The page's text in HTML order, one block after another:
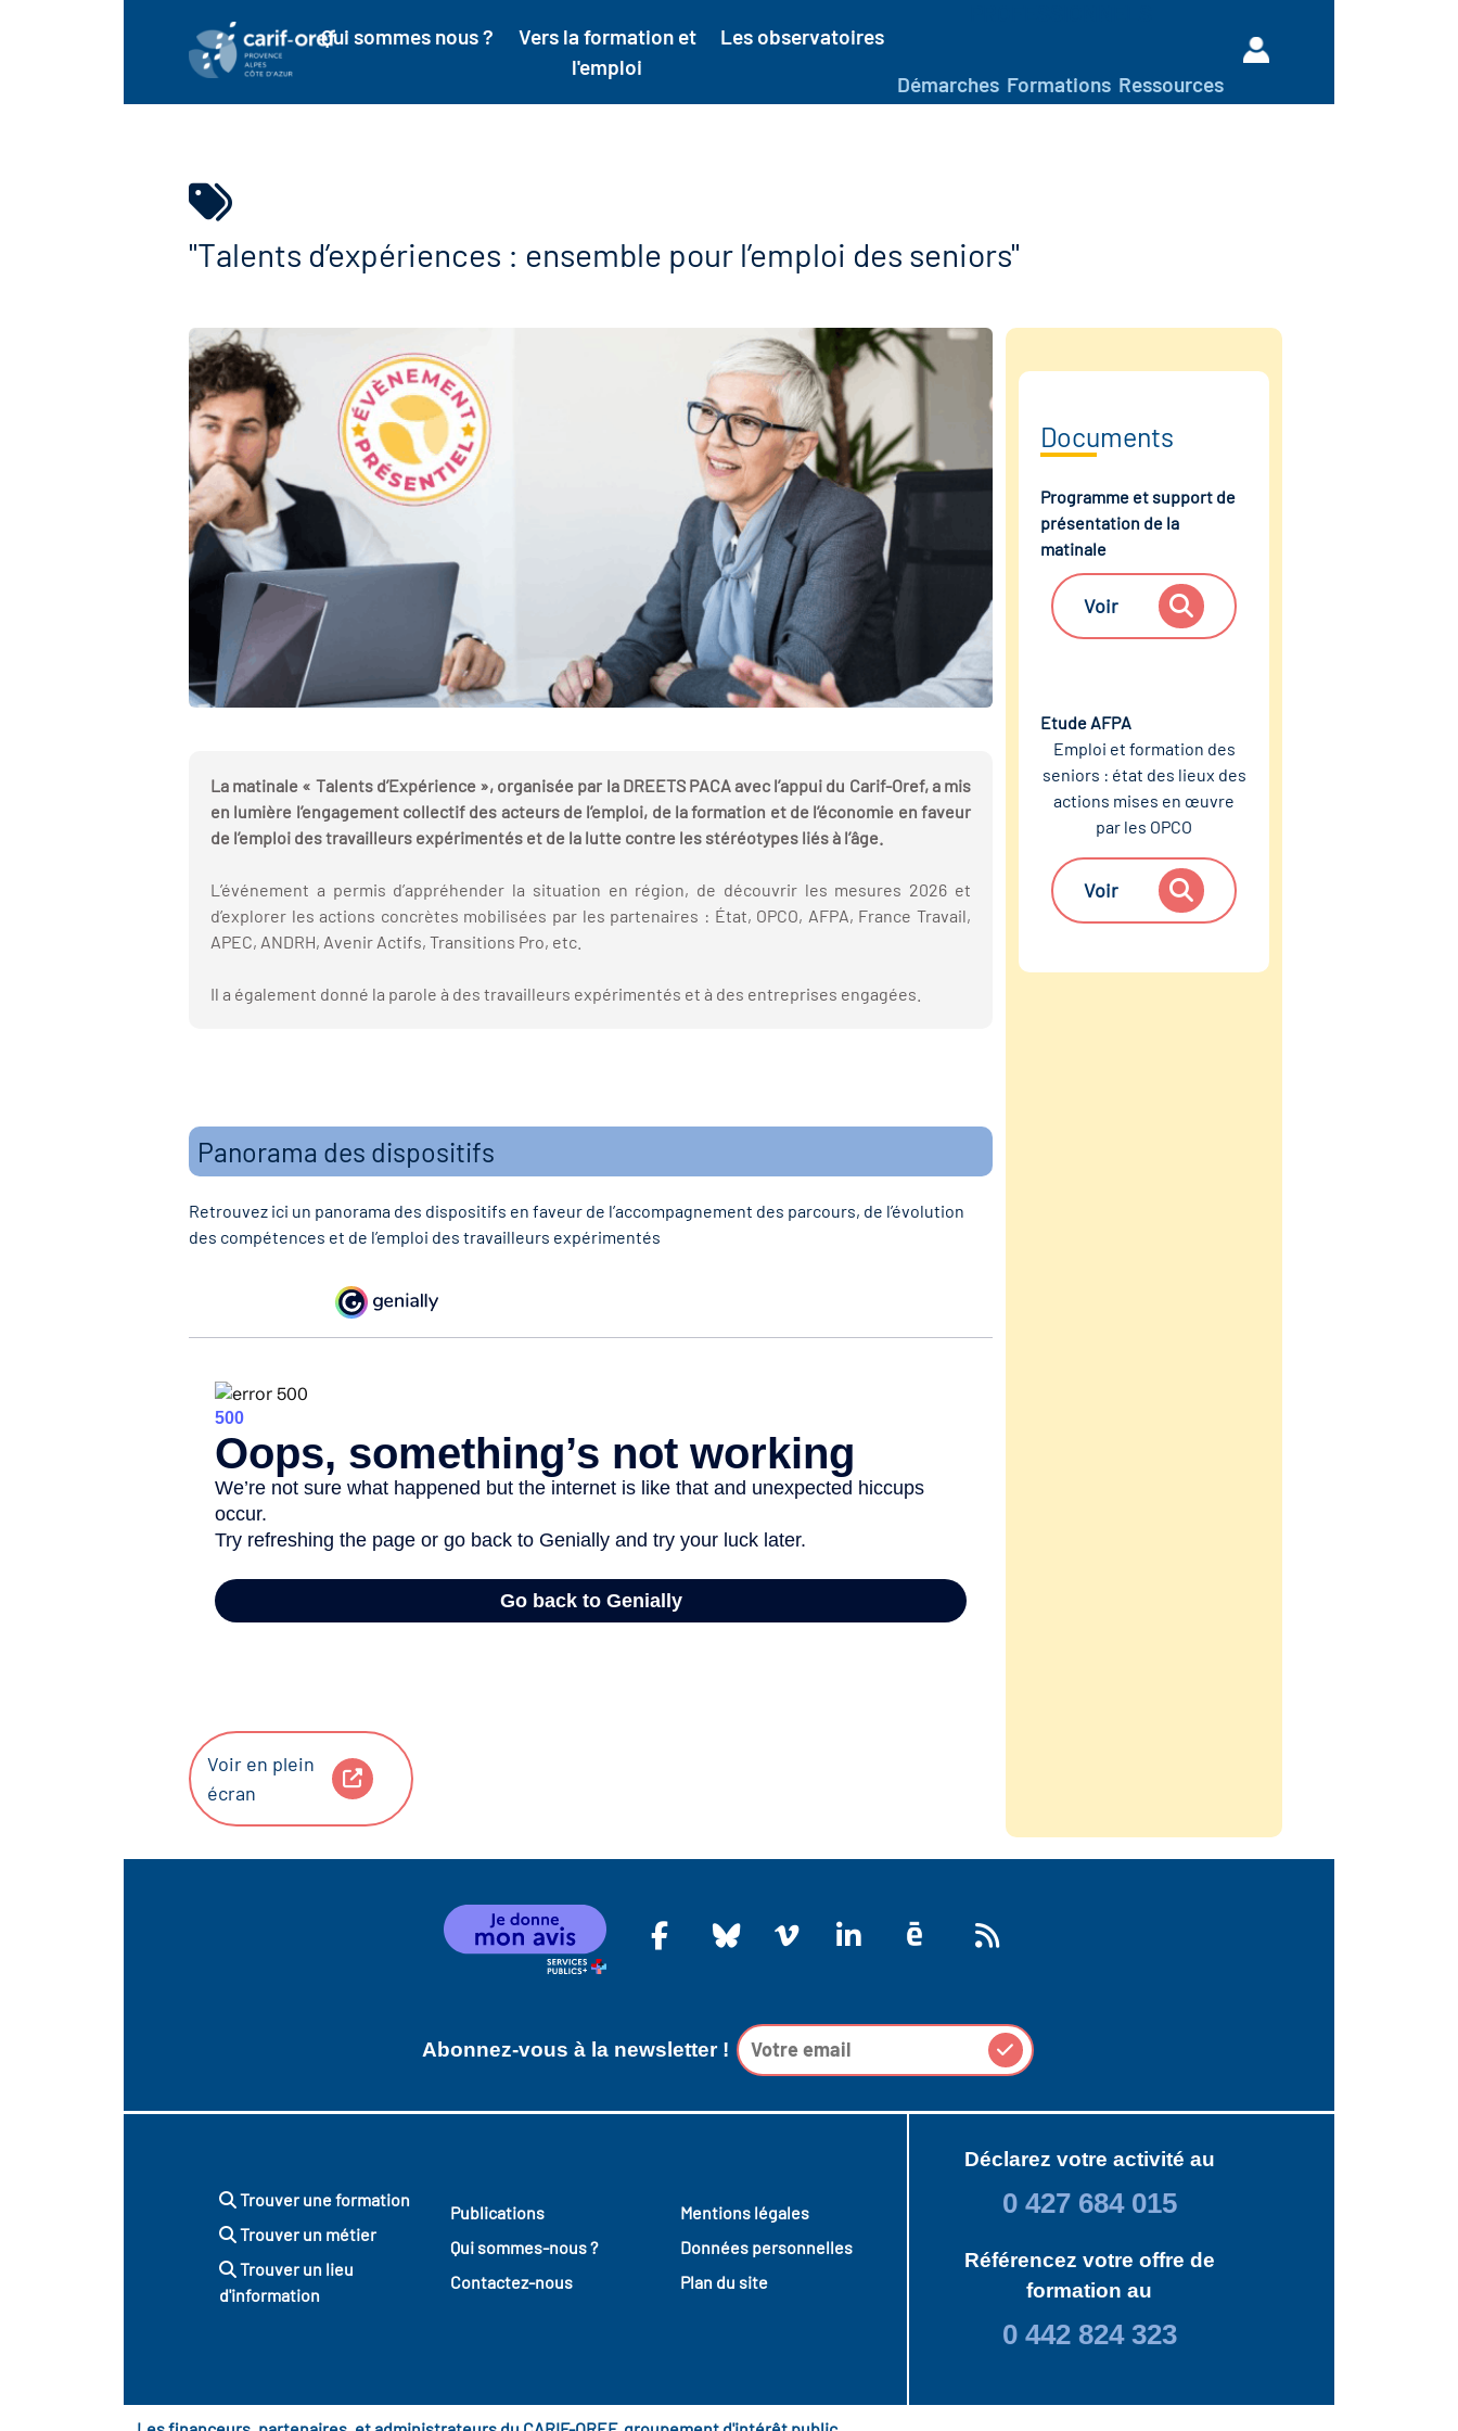
Qui sommes nous ?
Vers la formation et
l'emploi
Les observatoires
Démarches Formations Ressources
"Talents d’expériences : ensemble pour l’emploi des seniors"
La matinale « Talents d’Expérience », organisée par la DREETS PACA avec l’appui du Carif-Oref, a mis
en lumière l’engagement collectif des acteurs de l’emploi, de la formation et de l’économie en faveur
de l’emploi des travailleurs expérimentés et de la lutte contre les stéréotypes liés à l’âge.
L’événement a permis d’appréhender la situation en région, de découvrir les mesures 2026 et
d’explorer les actions concrètes mobilisées par les partenaires : État, OPCO, AFPA, France Travail,
APEC, ANDRH, Avenir Actifs, Transitions Pro, etc.
Il a également donné la parole à des travailleurs expérimentés et à des entreprises engagées.
Panorama des dispositifs
Retrouvez ici un panorama des dispositifs en faveur de l’accompagnement des parcours, de l’évolution
des compétences et de l’emploi des travailleurs expérimentés
Voir en plein
écran
Documents
Programme et support de
présentation de la
matinale
Voir
Etude AFPA
Emploi et formation des
seniors : état des lieux des
actions mises en œuvre
par les OPCO
Voir
Abonnez-vous à la newsletter !
Trouver une formation
Trouver un métier
Trouver un lieu
d'information
Publications
Qui sommes-nous ?
Contactez-nous
Mentions légales
Données personnelles
Plan du site
Déclarez votre activité au
0 427 684 015
Référencez votre offre de
formation au
0 442 824 323